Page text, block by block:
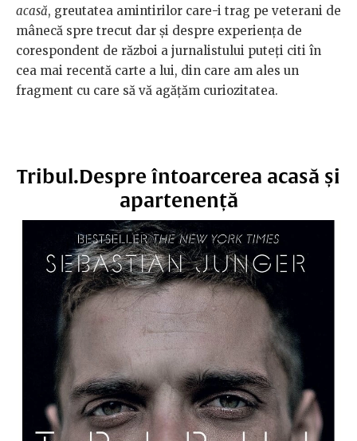
acasă, greutatea amintirilor care-i trag pe veterani de
mânecă spre trecut dar și despre experiența de
corespondent de război a jurnalistului puteți citi în
cea mai recentă carte a lui, din care am ales un
fragment cu care să vă agățăm curiozitatea.
Tribul.Despre întoarcerea acasă și
apartenență